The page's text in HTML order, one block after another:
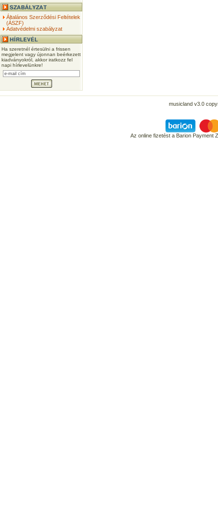
Általános Szerződési Feltételek
(ÁSZF)
Adatvédelmi szabályzat
Ha szeretnél értesülni a frissen
megjelent vagy újonnan beérkezett
kiadványokról, akkor iratkozz fel
napi hírlevelünkre!
musicland v3.0
Az online fizetést a Barion Payment